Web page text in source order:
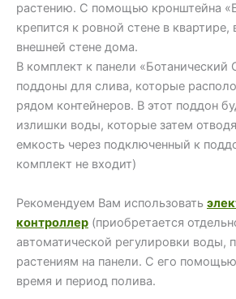
растению. С помощью кронштейна
крепится к ровной стене в квартире,
внешней стене дома.
В комплект к панели «Ботанический
поддоны для слива, которые
рядом контейнеров. В этот поддон
излишки воды, которые затем
емкость через подключенный к
комплект не входит)
Рекомендуем Вам использовать
контроллер (приобретается
автоматической регулировки воды,
растениям на панели. С его
время и период полива.